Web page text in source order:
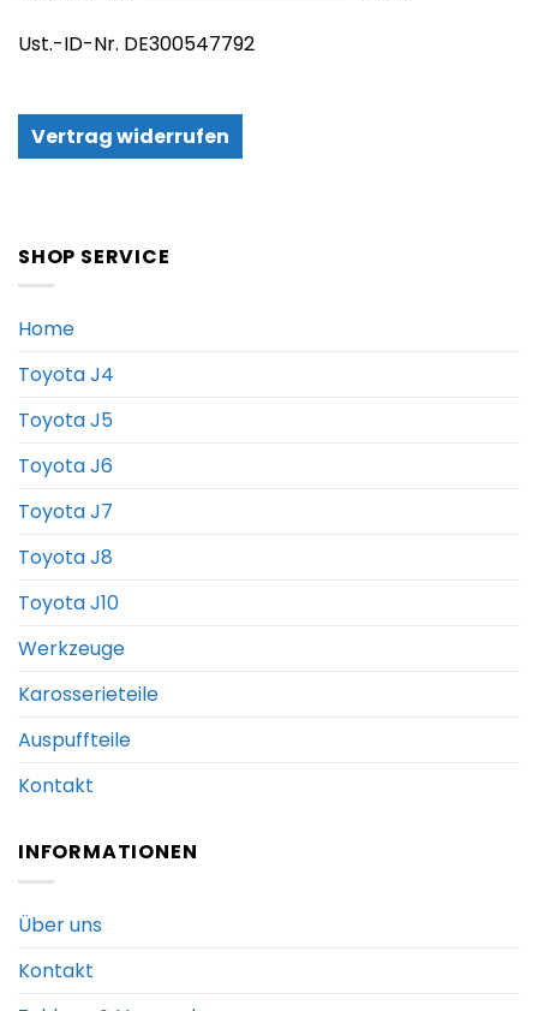
Ust.-ID-Nr. DE300547792
Vertrag widerrufen
SHOP SERVICE
Home
Toyota J4
Toyota J5
Toyota J6
Toyota J7
Toyota J8
Toyota J10
Werkzeuge
Karosserieteile
Auspuffteile
Kontakt
INFORMATIONEN
Über uns
Kontakt